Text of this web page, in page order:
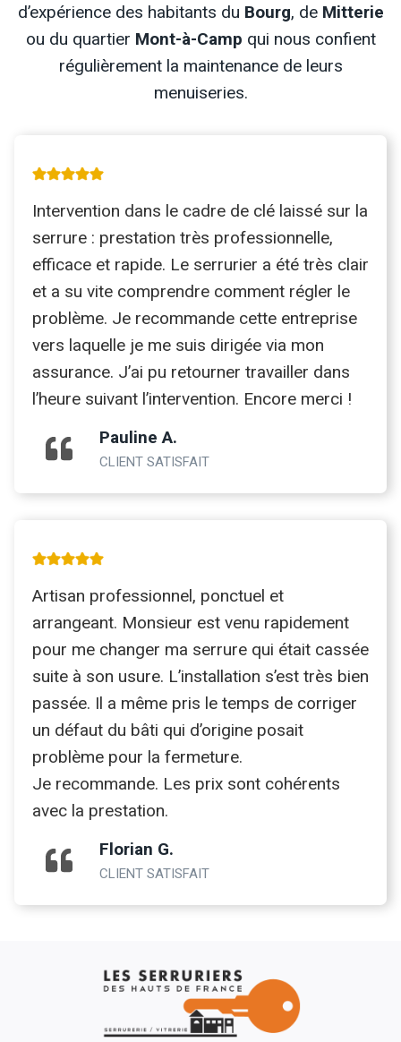
d’expérience des habitants du Bourg, de Mitterie
ou du quartier Mont-à-Camp qui nous confient
régulièrement la maintenance de leurs
menuiseries.
Intervention dans le cadre de clé laissé sur la
serrure : prestation très professionnelle,
efficace et rapide. Le serrurier a été très clair
et a su vite comprendre comment régler le
problème. Je recommande cette entreprise
vers laquelle je me suis dirigée via mon
assurance. J’ai pu retourner travailler dans
l’heure suivant l’intervention. Encore merci !
Pauline A.
CLIENT SATISFAIT
Artisan professionnel, ponctuel et
arrangeant. Monsieur est venu rapidement
pour me changer ma serrure qui était cassée
suite à son usure. L’installation s’est très bien
passée. Il a même pris le temps de corriger
un défaut du bâti qui d’origine posait
problème pour la fermeture.
Je recommande. Les prix sont cohérents
avec la prestation.
Florian G.
CLIENT SATISFAIT